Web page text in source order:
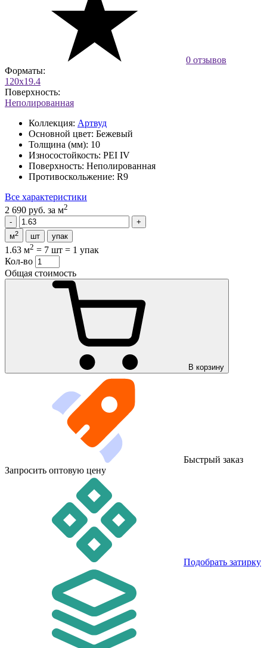
0 отзывов
Форматы:
120x19.4
Поверхность:
Неполированная
Коллекция: Артвуд
Основной цвет: Бежевый
Толщина (мм): 10
Износостойкость: PEI IV
Поверхность: Неполированная
Противоскольжение: R9
Все характеристики
2 690 руб. за м2
м2 шт упак
1.63 м2 = 7 шт = 1 упак
Кол-во
Общая стоимость
В корзину
Быстрый заказ
Запросить оптовую цену
Подобрать затирку